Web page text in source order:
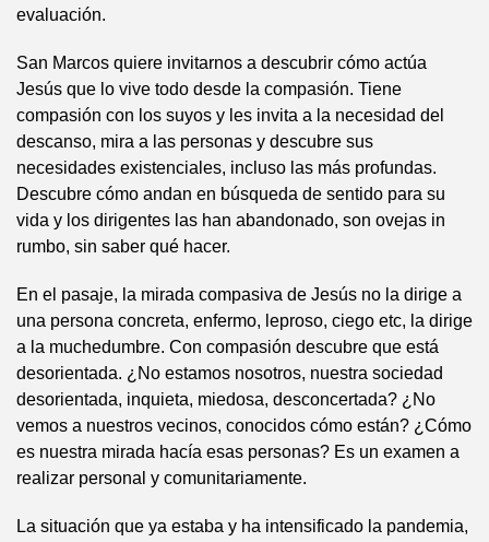
evaluación.
San Marcos quiere invitarnos a descubrir cómo actúa
Jesús que lo vive todo desde la compasión. Tiene
compasión con los suyos y les invita a la necesidad del
descanso, mira a las personas y descubre sus
necesidades existenciales, incluso las más profundas.
Descubre cómo andan en búsqueda de sentido para su
vida y los dirigentes las han abandonado, son ovejas in
rumbo, sin saber qué hacer.
En el pasaje, la mirada compasiva de Jesús no la dirige a
una persona concreta, enfermo, leproso, ciego etc, la dirige
a la muchedumbre. Con compasión descubre que está
desorientada. ¿No estamos nosotros, nuestra sociedad
desorientada, inquieta, miedosa, desconcertada? ¿No
vemos a nuestros vecinos, conocidos cómo están? ¿Cómo
es nuestra mirada hacía esas personas? Es un examen a
realizar personal y comunitariamente.
La situación que ya estaba y ha intensificado la pandemia,